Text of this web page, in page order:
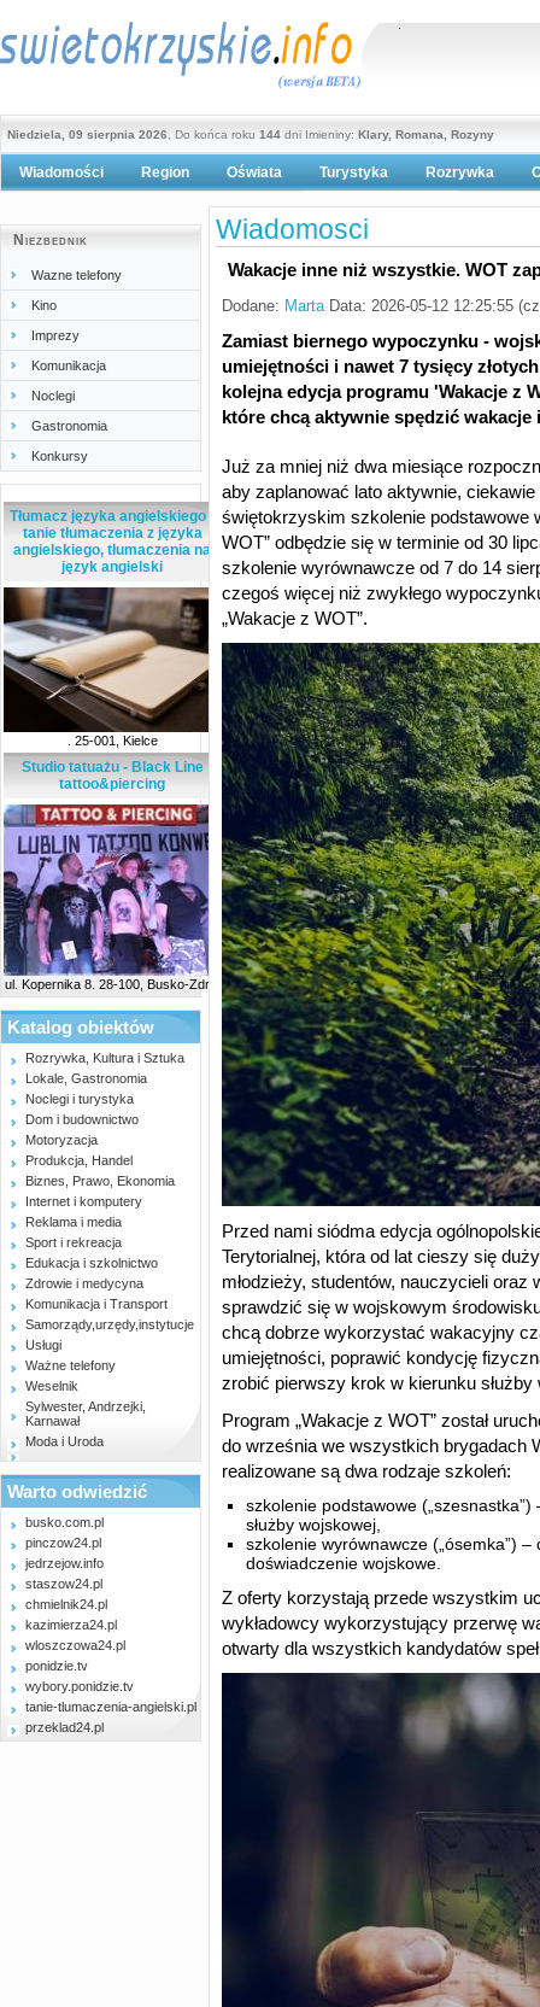
Niedziela, 09 sierpnia 2026 , Do końca roku 144 dni Imieniny: Klary, Romana, Rozyny
Wiadomości Region Oświata Turystyka
Polityka prywatności
Rozrywka
Niezbednik
Wazne telefony
Kino
Imprezy
Komunikacja
Noclegi
Gastronomia
Konkursy
Tłumacz języka angielskiego -
tanie tłumaczenia z języka
angielskiego, tłumaczenia na
język angielski
. 25-001, Kielce
Studio tatuażu - Black Line
tattoo&piercing
ul. Kopernika 8. 28-100, Busko-Zdrój
Katalog obiektów
Rozrywka, Kultura i Sztuka
Lokale, Gastronomia
Noclegi i turystyka
Dom i budownictwo
Motoryzacja
Produkcja, Handel
Biznes, Prawo, Ekonomia
Internet i komputery
Reklama i media
Sport i rekreacja
Edukacja i szkolnictwo
Zdrowie i medycyna
Komunikacja i Transport
Samorządy,urzędy,instytucje
Usługi
Ważne telefony
Weselnik
Sylwester, Andrzejki,
Karnawał
Moda i Uroda
Warto odwiedzić
busko.com.pl
pinczow24.pl
jedrzejow.info
staszow24.pl
chmielnik24.pl
kazimierza24.pl
wloszczowa24.pl
ponidzie.tv
wybory.ponidzie.tv
tanie-tlumaczenia-angielski.pl
przeklad24.pl
Wiadomosci
Wakacje inne niż wszystkie. WOT
Dodane: MartaData: 2026-05-12 12:25:55
Zamiast biernego wypoczynku -
umiejętności i nawet 7 tysięcy
kolejna edycja programu 'Wakacje z
które chcą aktywnie spędzić
Już za mniej niż dwa miesiące
aby zaplanować lato aktywnie,
świętokrzyskim szkolenie podstawowe
WOT” odbędzie się w terminie od 30
szkolenie wyrównawcze od 7 do 14
czegoś więcej niż zwykłego
„Wakacje z WOT”.
Przed nami siódma edycja
Terytorialnej, która od lat cieszy się
młodzieży, studentów, nauczycieli
sprawdzić się w wojskowym
chcą dobrze wykorzystać wakacyjny
umiejętności, poprawić kondycję
zrobić pierwszy krok w kierunku służby
Program „Wakacje z WOT” został
do września we wszystkich brygadach
realizowane są dwa rodzaje szkoleń:
szkolenie podstawowe („szesnastka”)
służby wojskowej,
szkolenie wyrównawcze („ósemka”)
doświadczenie wojskowe.
Z oferty korzystają przede wszystkim
wykładowcy wykorzystujący przerwę
otwarty dla wszystkich kandydatów